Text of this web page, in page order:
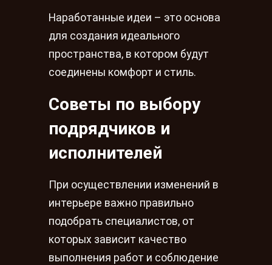
Наработанные идеи – это основа
для создания идеального
пространства, в котором будут
соединены комфорт и стиль.
Советы по выбору
подрядчиков и
исполнителей
При осуществлении изменений в
интерьере важно правильно
подобрать специалистов, от
которых зависит качество
выполнения работ и соблюдение